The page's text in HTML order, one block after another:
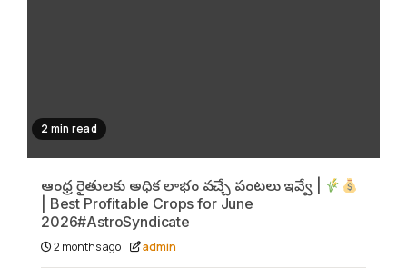
2 min read
ఆంధ్ర రైతులకు అధిక లాభం వచ్చే పంటలు ఇవ్వే |
| Best Profitable Crops for June
2026#AstroSyndicate
2 months ago admin